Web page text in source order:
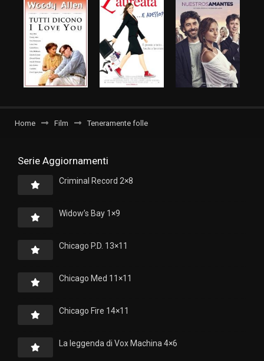
Home Film Teneramente folle
Serie Aggiornamenti
Criminal Record 2×8
Widow’s Bay 1×9
Chicago P.D. 13×11
Chicago Med 11×11
Chicago Fire 14×11
La leggenda di Vox Machina 4×6